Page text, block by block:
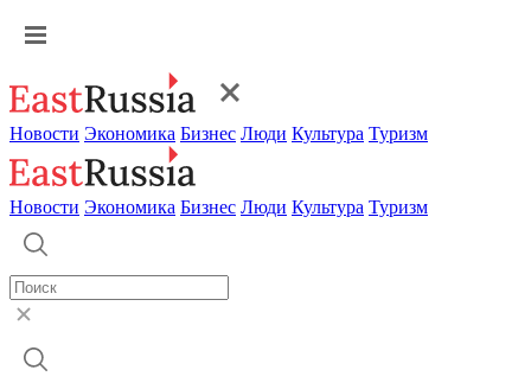
Новости Экономика Бизнес Люди Культура Туризм
Новости Экономика Бизнес Люди Культура Туризм